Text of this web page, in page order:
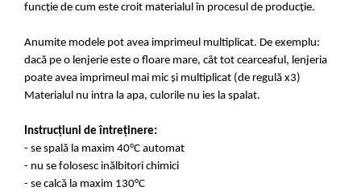
funcție de cum este croit materialul în procesul de producție.
Anumite modele pot avea imprimeul multiplicat. De exemplu:
dacă pe o lenjerie este o floare mare, cât tot cearceaful, lenjeria
poate avea imprimeul mai mic și multiplicat (de regulă x3)
Materialul nu intra la apa, culorile nu ies la spalat.
Instrucțiuni de întreținere:
- se spală la maxim 40°C automat
- nu se folosesc inălbitori chimici
- se calcă la maxim 130°C